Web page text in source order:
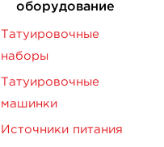
оборудование
Татуировочные
наборы
Татуировочные
машинки
Источники питания